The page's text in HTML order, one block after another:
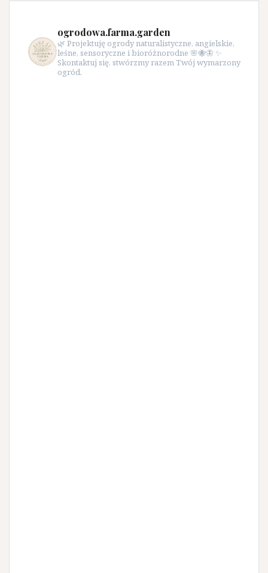
ogrodowa.farma.garden
🌿 Projektuję ogrody naturalistyczne, angielskie,
leśne, sensoryczne i bioróżnorodne 🌸🐝🦋 ✨
Skontaktuj się, stwórzmy razem Twój wymarzony
ogród.